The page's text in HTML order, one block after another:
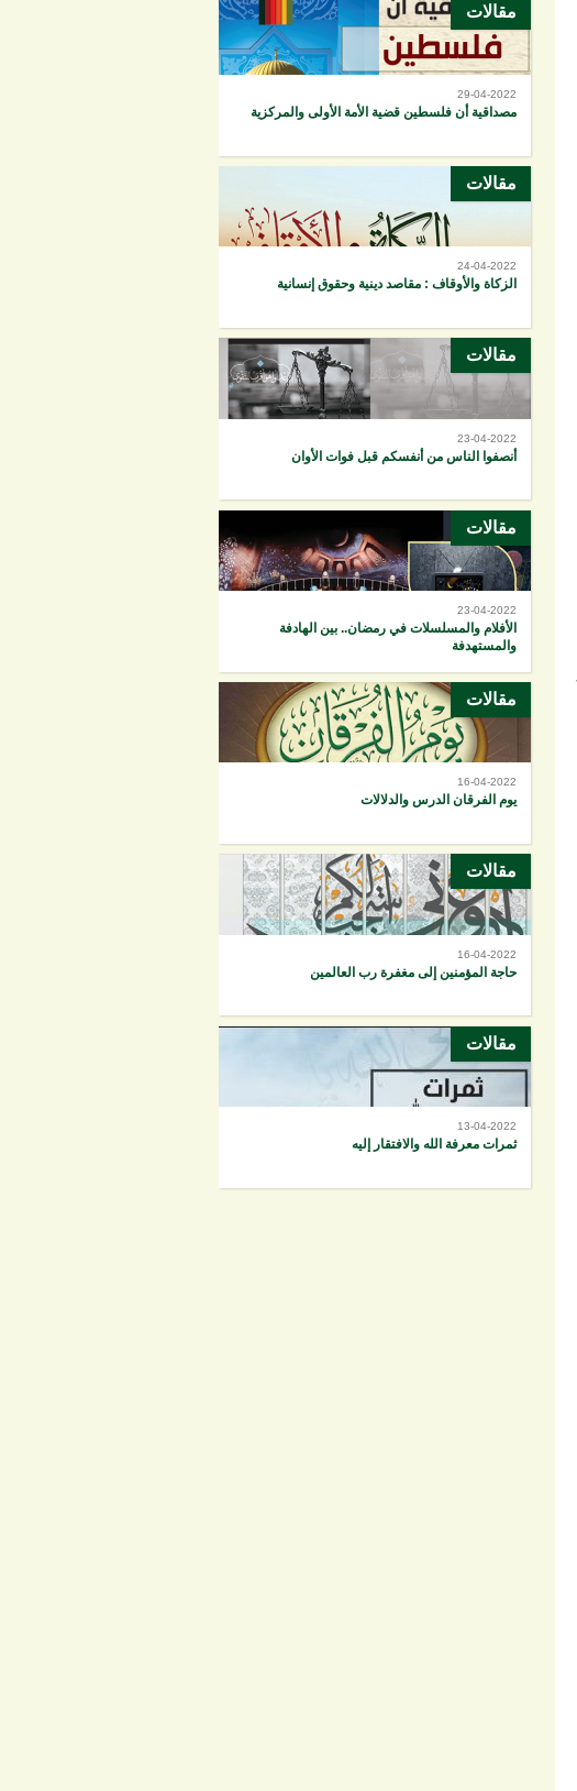
مقالات
29-04-2022
مصداقية أن فلسطين قضية الأمة الأولى والمركزية
مقالات
24-04-2022
الزكاة والأوقاف : مقاصد دينية وحقوق إنسانية
مقالات
23-04-2022
أنصفوا الناس من أنفسكم قبل فوات الأوان
مقالات
23-04-2022
الأفلام والمسلسلات في رمضان.. بين الهادفة
والمستهدفة
مقالات
16-04-2022
يوم الفرقان الدرس والدلالات
مقالات
16-04-2022
حاجة المؤمنين إلى مغفرة رب العالمين
مقالات
13-04-2022
ثمرات معرفة الله والافتقار إليه